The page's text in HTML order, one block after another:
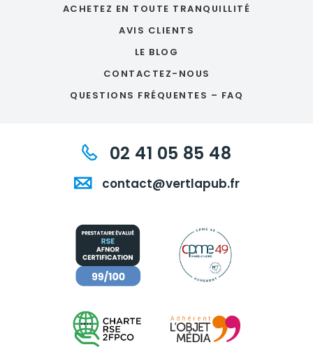
ACHETEZ EN TOUTE TRANQUILLITÉ
AVIS CLIENTS
LE BLOG
CONTACTEZ-NOUS
QUESTIONS FRÉQUENTES – FAQ
02 41 05 85 48
contact@vertlapub.fr